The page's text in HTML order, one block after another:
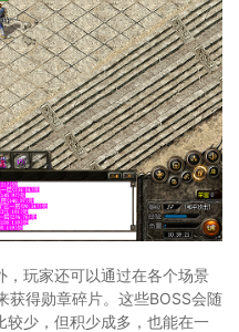
，玩家还可以通过在各个场景
获得勋章碎片。这些BOSS会随
较少，但积少成多，也能在一